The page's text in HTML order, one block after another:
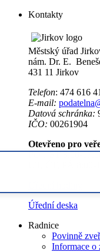
Kontakty
Městský úřad
nám. Dr. E.
431 11 Jirkov
Telefon: 474 616
E-mail:
Datová schránka:
IČO: 00261904
Otevřeno pro
PO a ST 8:00-
Úřední deska
Radnice
Povinně
Informace o